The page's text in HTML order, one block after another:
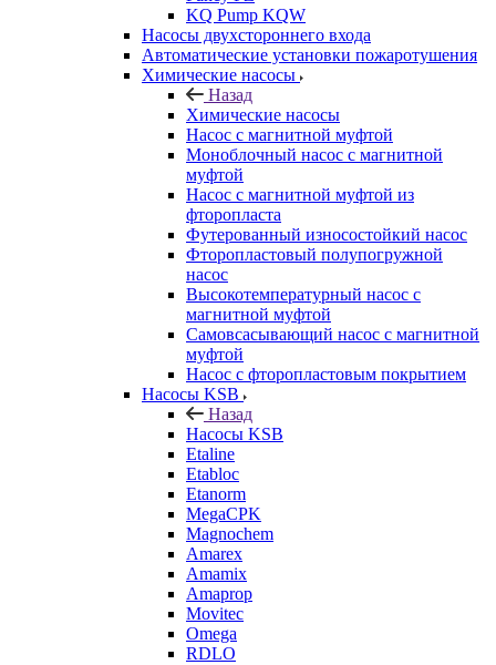
KQ Pump KQW
Насосы двухстороннего входа
Автоматические установки пожаротушения
Химические насосы
Назад
Химические насосы
Насос с магнитной муфтой
Моноблочный насос с магнитной
муфтой
Насос с магнитной муфтой из
фторопласта
Футерованный износостойкий насос
Фторопластовый полупогружной
насос
Высокотемпературный насос с
магнитной муфтой
Самовсасывающий насос с магнитной
муфтой
Насос с фторопластовым покрытием
Насосы KSB
Назад
Насосы KSB
Etaline
Etabloc
Etanorm
MegaCPK
Magnochem
Amarex
Amamix
Amaprop
Movitec
Omega
RDLO